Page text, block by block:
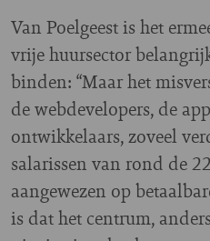
Van Poelgeest is het
vrije huursector
binden: “Maar het
de webdevelopers, de
ontwikkelaars, zoveel
salarissen van rond de
aangewezen op
is dat het centrum,